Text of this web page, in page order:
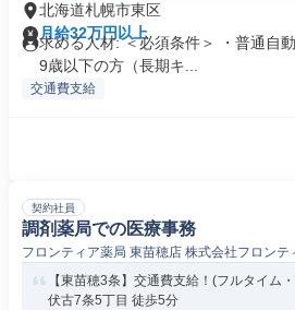
北海道札幌市東区
月給32万円以上
求める人材: ＜必須条件＞ ・普通自
9歳以下の方（長期キ...
交通費支給
契約社員
調剤薬局での医療事務
フロンティア薬局 東苗穂店 株式会社フロンテ
【東苗穂3条】交通費支給！(フルタイム
伏古7条5丁目 徒歩5分